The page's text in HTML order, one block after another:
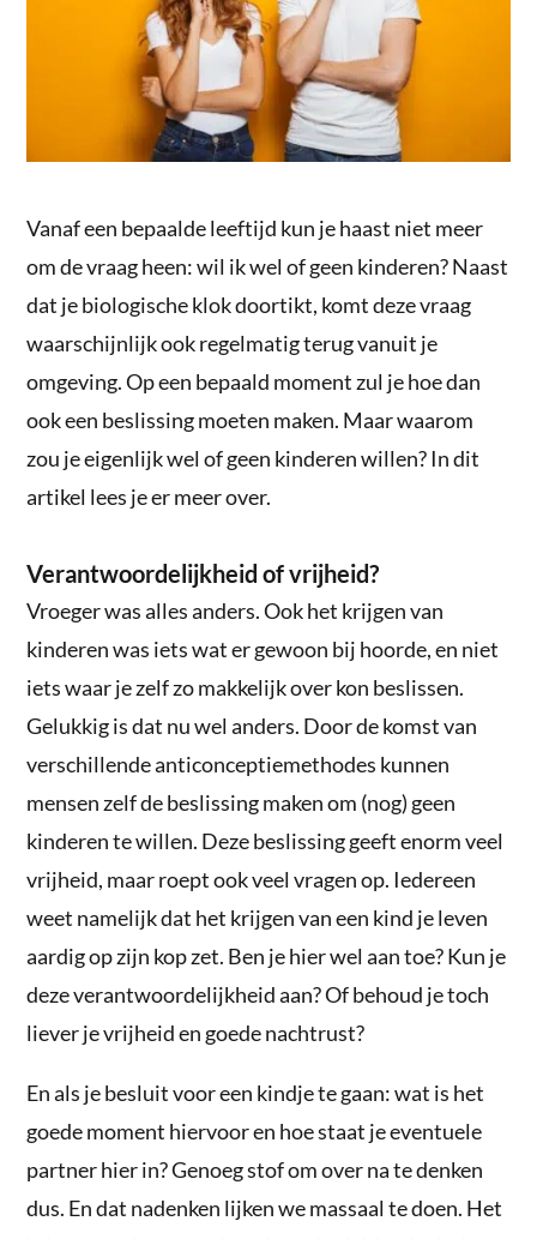
Vanaf een bepaalde leeftijd kun je haast niet meer
om de vraag heen: wil ik wel of geen kinderen? Naast
dat je biologische klok doortikt, komt deze vraag
waarschijnlijk ook regelmatig terug vanuit je
omgeving. Op een bepaald moment zul je hoe dan
ook een beslissing moeten maken. Maar waarom
zou je eigenlijk wel of geen kinderen willen? In dit
artikel lees je er meer over.
Verantwoordelijkheid of vrijheid?
Vroeger was alles anders. Ook het krijgen van
kinderen was iets wat er gewoon bij hoorde, en niet
iets waar je zelf zo makkelijk over kon beslissen.
Gelukkig is dat nu wel anders. Door de komst van
verschillende anticonceptiemethodes kunnen
mensen zelf de beslissing maken om (nog) geen
kinderen te willen. Deze beslissing geeft enorm veel
vrijheid, maar roept ook veel vragen op. Iedereen
weet namelijk dat het krijgen van een kind je leven
aardig op zijn kop zet. Ben je hier wel aan toe? Kun je
deze verantwoordelijkheid aan? Of behoud je toch
liever je vrijheid en goede nachtrust?
En als je besluit voor een kindje te gaan: wat is het
goede moment hiervoor en hoe staat je eventuele
partner hier in? Genoeg stof om over na te denken
dus. En dat nadenken lijken we massaal te doen. Het